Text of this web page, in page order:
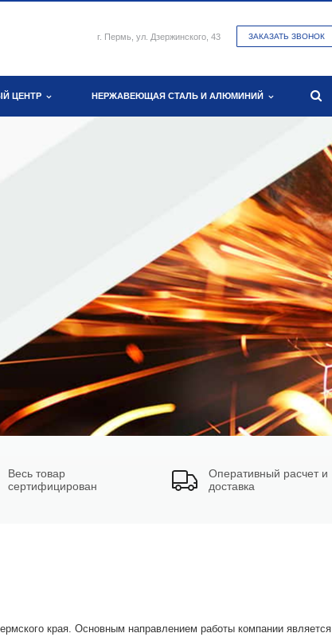
ЗАКАЗАТЬ ЗВОНОК
г. Пермь, ул. Дзержинского, 43
ЦЕНТР НЕРЖАВЕЮЩАЯ СТАЛЬ И АЛЮМИНИЙ
Весь товар
сертифицирован
Оперативный расчет и
доставка
края. Основным направлением работы компании является